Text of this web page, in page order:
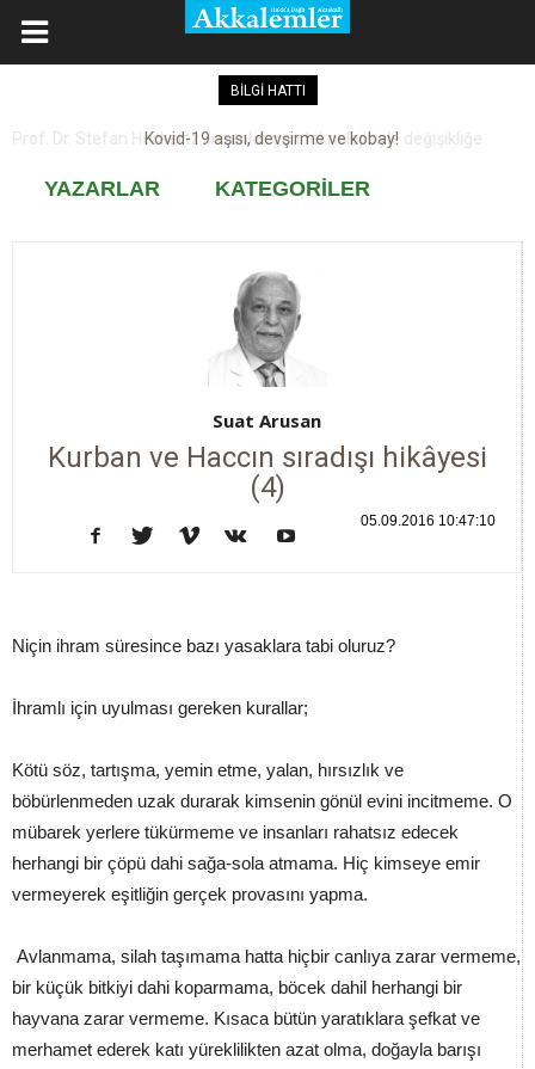
BİLGİ HATTI
Kovid-19 aşısı, devşirme ve kobay!
YAZARLAR KATEGORİLER
Suat Arusan
Kurban ve Haccın sıradışı hikâyesi
(4)
05.09.2016 10:47:10
Niçin ihram süresince bazı yasaklara tabi oluruz?
İhramlı için uyulması gereken kurallar;
Kötü söz, tartışma, yemin etme, yalan, hırsızlık ve
böbürlenmeden uzak durarak kimsenin gönül evini incitmeme. O
mübarek yerlere tükürmeme ve insanları rahatsız edecek
herhangi bir çöpü dahi sağa-sola atmama. Hiç kimseye emir
vermeyerek eşitliğin gerçek provasını yapma.
Avlanmama, silah taşımama hatta hiçbir canlıya zarar vermeme,
bir küçük bitkiyi dahi koparmama, böcek dahil herhangi bir
hayvana zarar vermeme. Kısaca bütün yaratıklara şefkat ve
merhamet ederek katı yüreklilikten azat olma, doğayla barışı